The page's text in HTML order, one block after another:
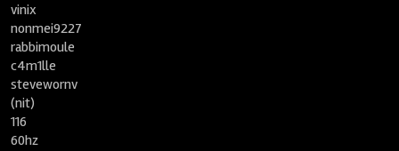
vinix
nonmei9227
rabbimoule
c4m1lle
stevewornv
(nit)
116
60hz